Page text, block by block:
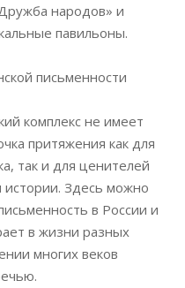
народов» и
павильоны.
письменности
комплекс не имеет
притяжения как для
так и для ценителей
истории. Здесь можно
в России и
в жизни разных
многих веков